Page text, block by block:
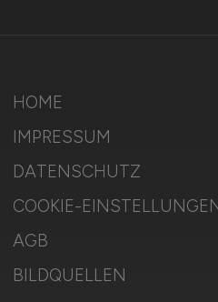
HOME
IMPRESSUM
DATENSCHUTZ
COOKIE-
AGB
BILDQUELLEN